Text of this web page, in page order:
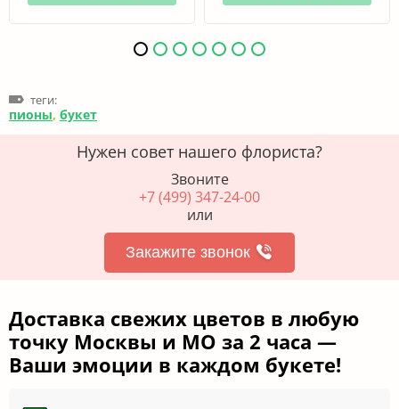
теги:
пионы, букет
Нужен совет нашего флориста?
Звоните
+7 (499) 347-24-00
или
Закажите звонок
Доставка свежих цветов в любую
точку Москвы и МО за 2 часа —
Ваши эмоции в каждом букете!